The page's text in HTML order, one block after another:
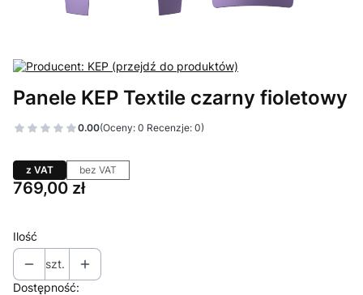
Panele KEP Textile czarny fioletowy
0.00(Oceny: 0 Recenzje: 0)
z VAT bez VAT
Cena
769,00 zł
Ilość
szt.
Dostępność: